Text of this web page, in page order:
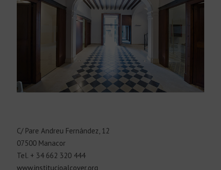
C/ Pare Andreu Fernández, 12
07500 Manacor
Tel. + 34 662 320 444
www.institucioalcover.org